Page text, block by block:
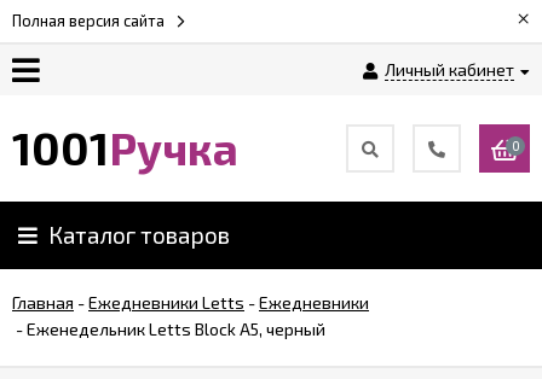
Полная версия сайта ×
Личный кабинет
Возврат
1001Ручка 0
Каталог товаров
Главная -Ежедневники Letts -Ежедневники
-Еженедельник Letts Block A5, черный